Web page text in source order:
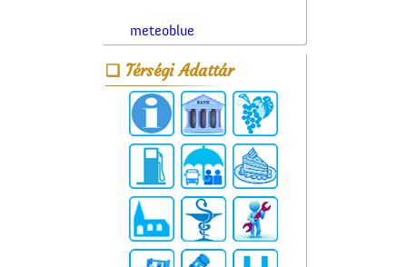
meteoblue
Térségi Adattár